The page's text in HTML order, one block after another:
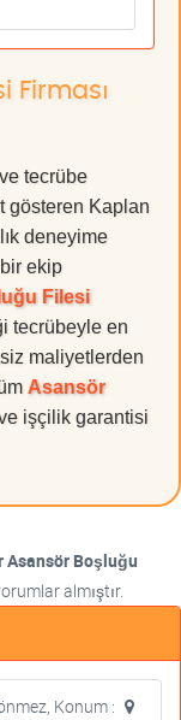
Firması
tecrübe
gösteren Kaplan
deneyime
ekip
Filesi
tecrübeyle en
maliyetlerden
Asansör
işçilik garantisi
Asansör Boşluğu
almıştır.
Konum :